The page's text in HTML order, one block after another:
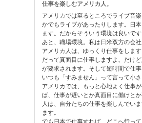
仕事を楽しむアメリカ人。
アメリカでは至るところでライブ音
かでもライブがあったりします。日
ます。だからそういう環境は良
あと、職場環境。私は日米双方の会
アメリカ人は、ゆっくり仕事をしま
だって真面目に仕事しますよ。だけ
が要求されます。そして短時間で仕
いつも「すみません」って言って小
アメリカでは、もっと心地よく仕事
ば、仕事が遅いとか真面目に働けと
人は、自分たちの仕事を楽しんでい
ます。
でも日本で仕事すれば、どこへ行っ